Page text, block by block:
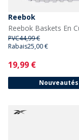
Reebok
PVC44,99 €
Rabais25,00 €
Current
19,99 €
Nouveautés